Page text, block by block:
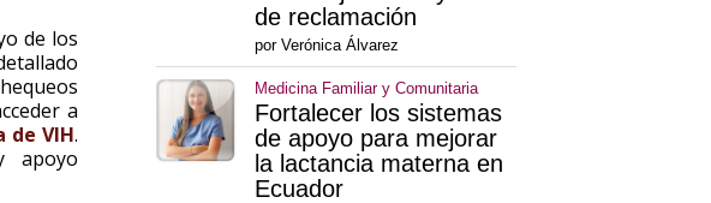
de reclamación
por Verónica Álvarez
Medicina Familiar y Comunitaria
Fortalecer los sistemas
de apoyo para mejorar
la lactancia materna en
Ecuador
de los
a
de VIH.
apoyo